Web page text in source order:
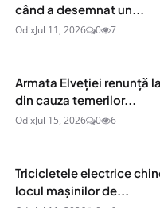
când a desemnat un...
OdixJul 11, 2026 0 7
Armata Elveției renunță
din cauza temerilor...
OdixJul 15, 2026 0 6
Tricicletele electrice
locul mașinilor de...